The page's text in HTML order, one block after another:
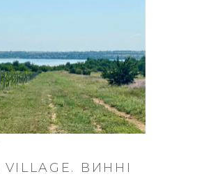
VILLAGE. ВИННІ